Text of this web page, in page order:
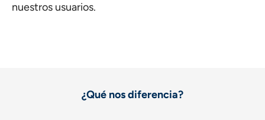
nuestros usuarios.
¿Qué nos diferencia?